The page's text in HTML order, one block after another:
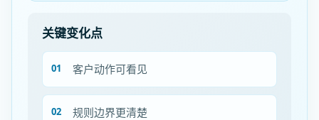
关键变化点
客户动作可看见
规则边界更清楚